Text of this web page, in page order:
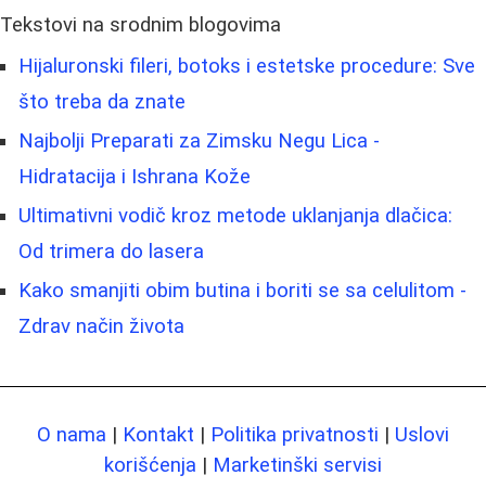
Tekstovi na srodnim blogovima
Hijaluronski fileri, botoks i estetske procedure: Sve
što treba da znate
Najbolji Preparati za Zimsku Negu Lica -
Hidratacija i Ishrana Kože
Ultimativni vodič kroz metode uklanjanja dlačica:
Od trimera do lasera
Kako smanjiti obim butina i boriti se sa celulitom -
Zdrav način života
O nama | Kontakt | Politika privatnosti | Uslovi
korišćenja | Marketinški servisi